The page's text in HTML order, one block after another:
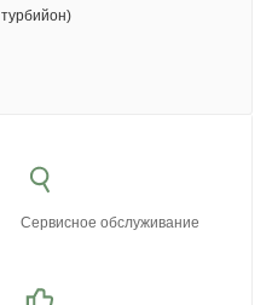
турбийон)
Сервисное обслуживание